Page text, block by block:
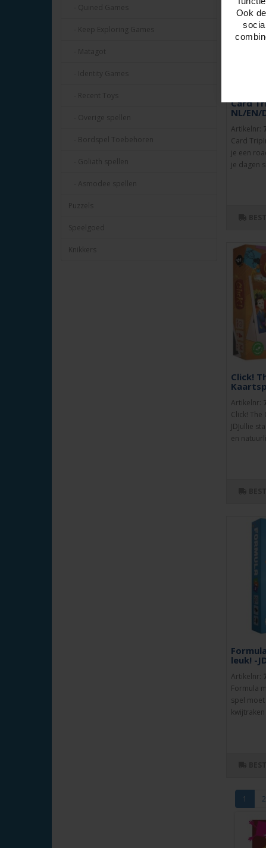
- Quined Games
- Keep Exploring Games
- Matagot
- Identity Games
- Recent Toys
- Overige spellen
- Bordspel Toebehoren
- Goliath spellen
- Asmodee spellen
Puzzels
Speelgoed
Knikkers
Card
NL/EN/
Artikelnr:
Card
je een
je dagen
Click!
Artikelnr:
Click! The
JDJullie
en
leuk! -
Artikelnr:
Formula
spel
1 2
Ook